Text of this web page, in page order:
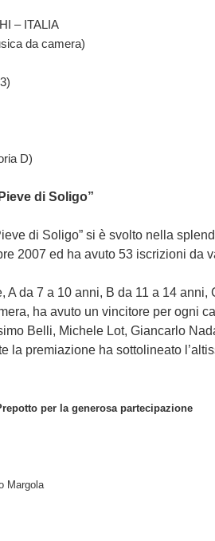
– ITALIA
da camera)
D)
di Soligo”
di Soligo” si è svolto nella
2007 ed ha avuto 53 iscrizioni da
A da 7 a 10 anni, B da 11 a 14 anni,
ha avuto un vincitore per ogni
Belli, Michele Lot, Giancarlo
la premiazione ha sottolineato
per la generosa partecipazione
Margola